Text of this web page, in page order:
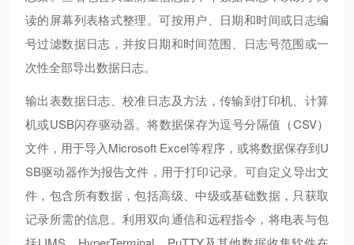
读的屏幕列表格式整理。可按用户、日期和时间或日志编
号过滤数据日志，并按日期和时间范围、日志号范围或一
次性全部导出数据日志。
输出表数据日志、校准日志及方法，传输到打印机、计算
机或USB闪存驱动器。将数据保存为逗号分隔值（CSV）
文件，用于导入Microsoft Excel等程序，或将数据保存到U
SB驱动器作为报告文件，用于打印记录。可自定义导出文
件，包含所有数据，包括高级、中级或基础数据，只获取
记录所需的信息。利用双向通信和远程指令，将电表与包